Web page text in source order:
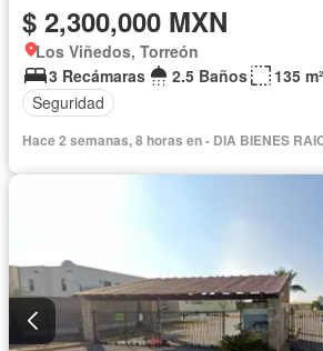
$ 2,300,000 MXN
Los Viñedos, Torreón
3 Recámaras
2.5 Baños
135 m²
Seguridad
Hace 2 semanas, 8 horas en - DIA BIENES